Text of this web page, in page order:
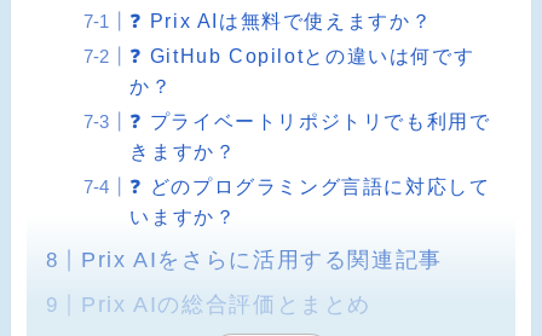
❓ Prix AIは無料で使えますか？
❓ GitHub Copilotとの違いは何です
か？
❓ プライベートリポジトリでも利用で
きますか？
❓ どのプログラミング言語に対応して
いますか？
Prix AIをさらに活用する関連記事
Prix AIの総合評価とまとめ